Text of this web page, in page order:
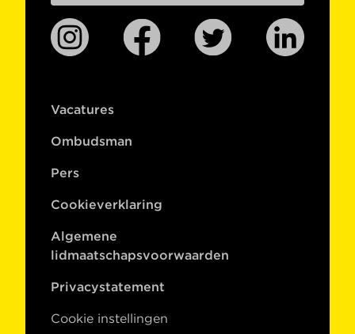
Vacatures
Ombudsman
Pers
Cookieverklaring
Algemene
lidmaatschapsvoorwaarden
Privacystatement
Cookie instellingen